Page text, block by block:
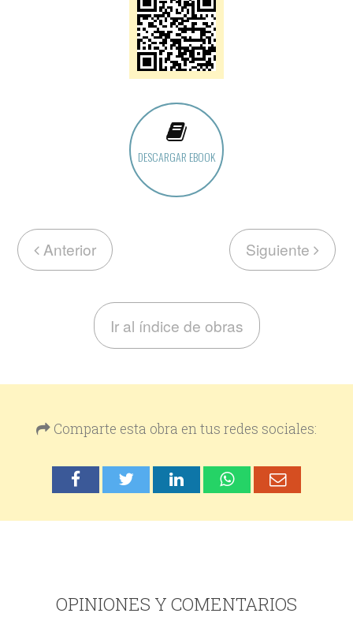
DESCARGAR EBOOK
Anterior Siguiente
Ir al índice de obras
Comparte esta obra en tus redes sociales:
OPINIONES Y COMENTARIOS